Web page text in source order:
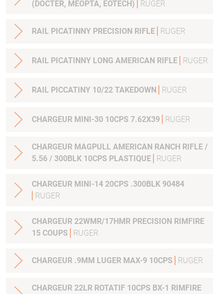
(DOCTER, MEOPTA, EOTECH) RUGER
RAIL PICATINNY PRECISION RIFLE RUGER
RAIL PICATINNY LONG AMERICAN RIFLE RUGER
RAIL PICCATINY 10/22 TAKEDOWN RUGER
CHARGEUR MINI-30 10CPS 7.62X39 RUGER
CHARGEUR MAGPULL AMERICAN RANCH RIFLE /
5.56 / 300BLK 10CPS PLASTIQUE
RUGER
CHARGEUR MINI-14 20CPS .300BLK 90484
RUGER
CHARGEUR 22WMR/17HMR PRECISION RIMFIRE
15 COUPS
RUGER
CHARGEUR .9MM LUGER MAX-9 10CPS RUGER
CHARGEUR 22LR ROTATIF 10CPS BX-1 RIMFIRE